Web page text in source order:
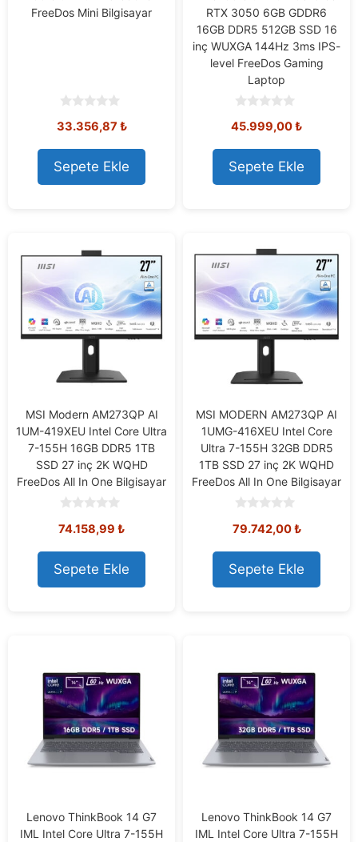
FreeDos Mini Bilgisayar
o
t
o
f
5
33.356,87 ₺
Sepete Ekle
RTX 3050 6GB GDDR6
16GB DDR5 512GB SSD 16
inç WUXGA 144Hz 3ms IPS-
level FreeDos Gaming
Laptop
o
t
o
f
5
45.999,00₺
Sepete Ekle
MSI Modern AM273QP AI
1UM-419XEU Intel Core Ultra
7-155H 16GB DDR5 1TB
SSD 27 inç 2K WQHD
FreeDos All In One Bilgisayar
o
t
o
f
5
74.158,99 ₺
Sepete Ekle
MSI MODERN AM273QP AI
1UMG-416XEU Intel Core
Ultra 7-155H 32GB DDR5
1TB SSD 27 inç 2K WQHD
FreeDos All In One Bilgisayar
o
t
o
f
5
79.742,00₺
Sepete Ekle
Lenovo ThinkBook 14 G7
IML Intel Core Ultra 7-155H
Lenovo ThinkBook 14 G7
IML Intel Core Ultra 7-155H